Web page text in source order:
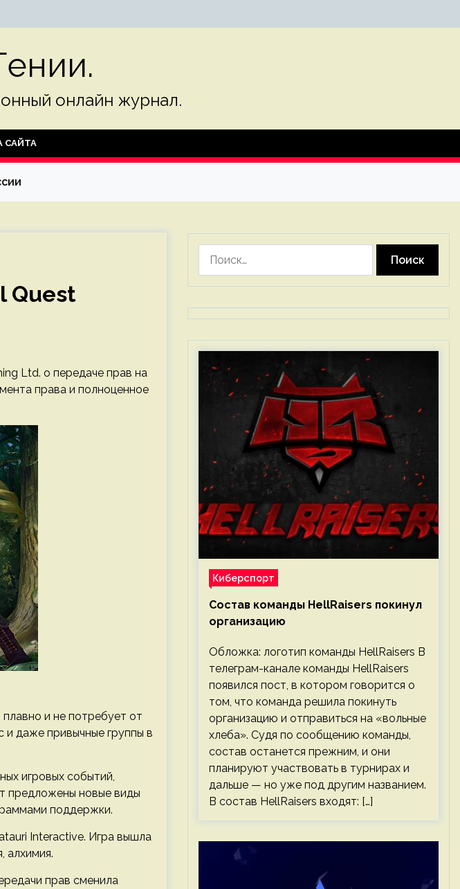
онлайн журнал.
САЙТА
Quest
Ltd. о передаче прав на
права и полноценное
и не потребует от
и даже привычные группы в
игровых событий,
предложены новые виды
поддержки.
Interactive. Игра вышла
алхимия.
прав сменила
Киберспорт
Состав команды HellRaisers покинул
организацию
Обложка: логотип команды HellRaisers В
телеграм-канале команды HellRaisers
появился пост, в котором говорится о
том, что команда решила покинуть
организацию и отправиться на «вольные
хлеба». Судя по сообщению команды,
состав останется прежним, и они
планируют участвовать в турнирах и
дальше — но уже под другим названием.
В состав HellRaisers входят: […]